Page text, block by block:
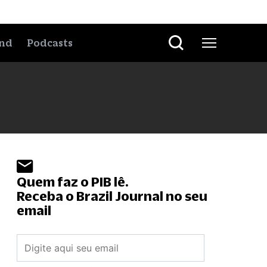
Podcasts
Quem faz o PIB lê.
Receba o Brazil Journal no seu
email